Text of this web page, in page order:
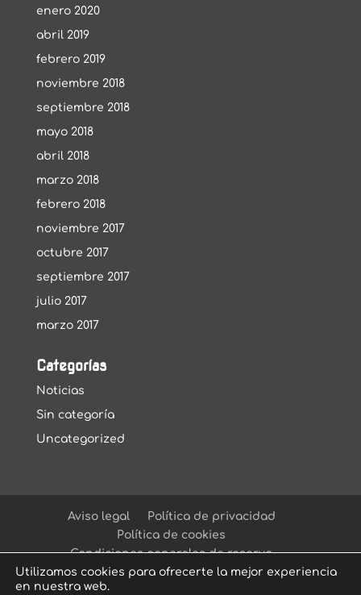
enero 2020
abril 2019
febrero 2019
noviembre 2018
septiembre 2018
mayo 2018
abril 2018
marzo 2018
febrero 2018
noviembre 2017
octubre 2017
septiembre 2017
julio 2017
marzo 2017
Categorías
Noticias
Sin categoría
Uncategorized
Aviso legal
Política de privacidad
Política de cookies
Condiciones generales de reserva
Utilizamos cookies para ofrecerte la mejor experiencia
en nuestra web.